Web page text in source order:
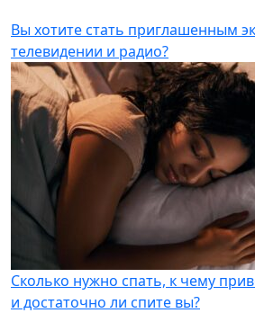
Вы хотите стать приглашенным
телевидении и радио?
Сколько нужно спать, к чему
и достаточно ли спите вы?